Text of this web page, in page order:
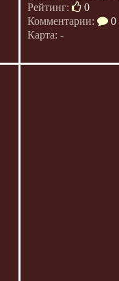
Рейтинг:
0
Комментарии:
0
Карта: -